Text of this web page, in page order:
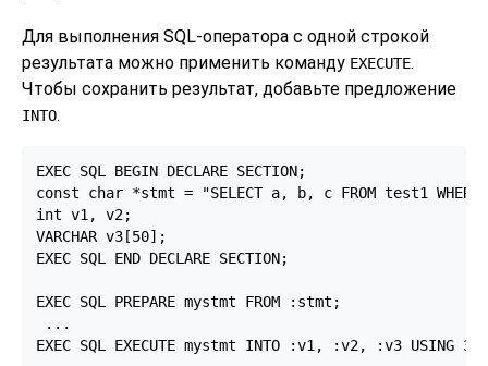
Для выполнения SQL-оператора с одной строкой
результата можно применить команду EXECUTE.
Чтобы сохранить результат, добавьте предложение
INTO.
EXEC SQL BEGIN DECLARE SECTION;
const char *stmt = "SELECT a, b, c FROM test1
int v1, v2;
VARCHAR v3[50];
EXEC SQL END DECLARE SECTION;
EXEC SQL PREPARE mystmt FROM :stmt;
...
EXEC SQL EXECUTE mystmt INTO :v1, :v2, :v3 USING 37;